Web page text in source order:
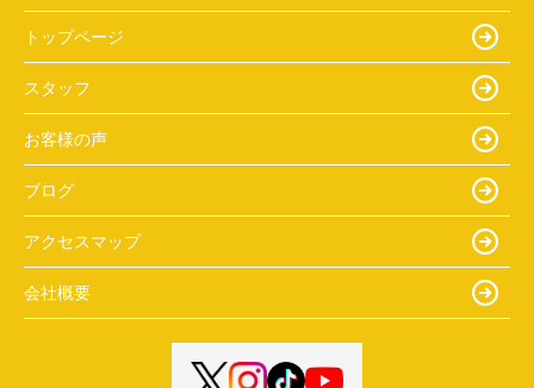
トップページ
スタッフ
お客様の声
ブログ
アクセスマップ
会社概要